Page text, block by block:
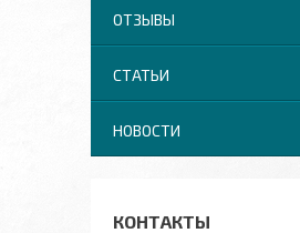
ОТЗЫВЫ
СТАТЬИ
НОВОСТИ
КОНТАКТЫ